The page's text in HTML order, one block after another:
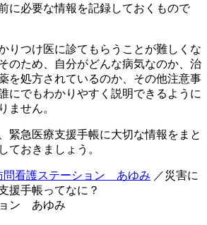
に必要な情報を記録しておくもので
りつけ医に診てもらうことが難しくな
のため、自分がどんな病気なのか、治
を処方されているのか、その他注意事
にでもわかりやすく説明できるように
ません。
緊急医療支援手帳に大切な情報をまと
ておきましょう。
問看護ステーション あゆみ ／災害に
援手帳ってなに？